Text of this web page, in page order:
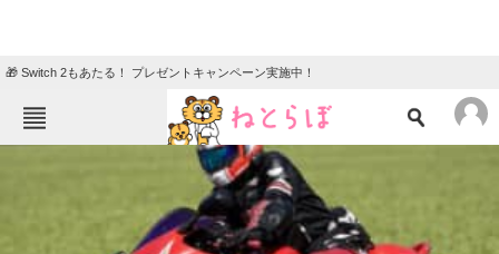
🎁 Switch 2もあたる！ プレゼントキャンペーン実施中！
ニュース
クイズ